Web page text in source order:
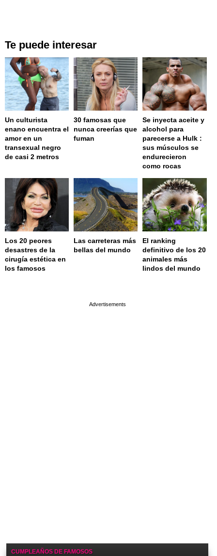
Te puede interesar
Un culturista
enano encuentra el
amor en un
transexual negro
de casi 2 metros
30 famosas que
nunca creerías que
fuman
Se inyecta aceite y
alcohol para
parecerse a Hulk :
sus músculos se
endurecieron
como rocas
Los 20 peores
desastres de la
cirugía estética en
los famosos
Las carreteras más
bellas del mundo
El ranking
definitivo de los 20
animales más
lindos del mundo
CUMPLEAÑOS DE FAMOSOS